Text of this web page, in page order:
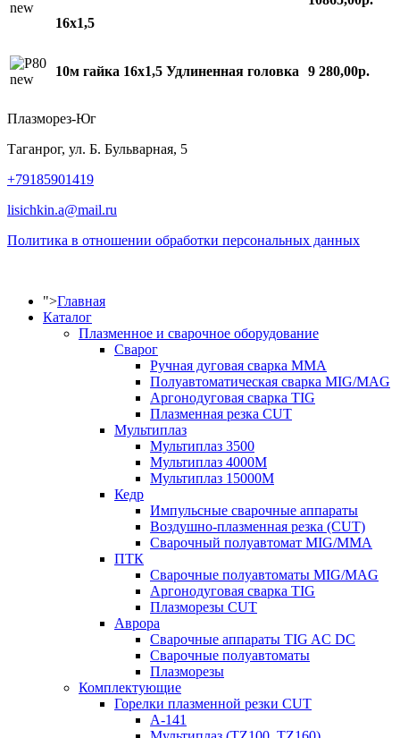
16х1,5
10м гайка 16х1,5 Удлиненная головка 9 280,00р.
Плазморез-Юг
Таганрог, ул. Б. Бульварная, 5
+79185901419
lisichkin.a@mail.ru
Политика в отношении обработки персональных данных
">Главная
Каталог
Плазменное и сварочное оборудование
Сварог
Ручная дуговая сварка MMA
Полуавтоматическая сварка MIG/MAG
Аргонодуговая сварка TIG
Плазменная резка CUT
Мультиплаз
Мультиплаз 3500
Мультиплаз 4000М
Мультиплаз 15000М
Кедр
Импульсные сварочные аппараты
Воздушно-плазменная резка (CUT)
Сварочный полуавтомат MIG/MMA
ПТК
Сварочные полуавтоматы MIG/MAG
Аргонодуговая сварка TIG
Плазморезы CUT
Аврора
Сварочные аппараты TIG AC DC
Сварочные полуавтоматы
Плазморезы
Комплектующие
Горелки плазменной резки CUT
А-141